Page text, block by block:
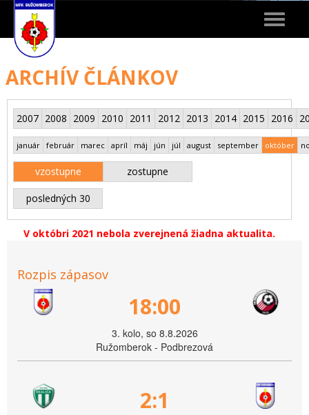
Toggle
ARCHÍV ČLÁNKOV
2007 2008 2009 2010 2011 2012 2013 2014 2015 2016
január február marec apríl máj jún júl august september október
vzostupne zostupne
posledných 30
V októbri 2021 nebola zverejnená žiadna aktualita.
Rozpis zápasov
18:00
3. kolo, so 8.8.2026
Ružomberok - Podbrezová
2:1